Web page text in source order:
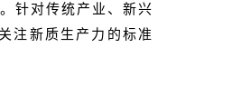
针对传统产业、新兴
注新质生产力的标准